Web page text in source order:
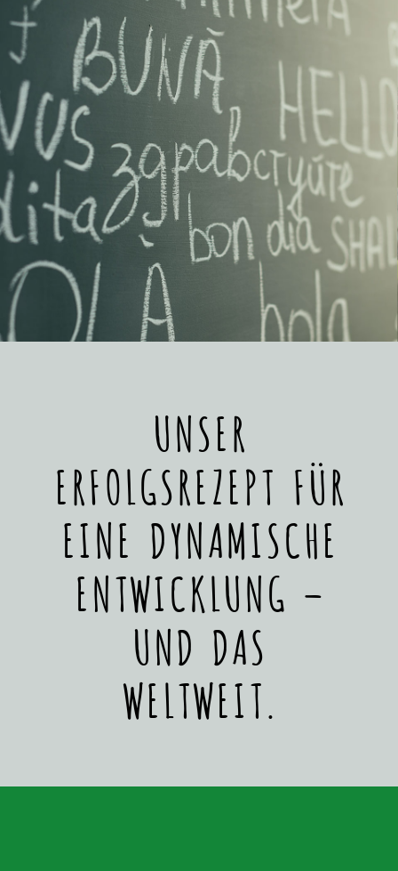
UNSER
ERFOLGSREZEPT FÜR
EINE DYNAMISCHE
ENTWICKLUNG –
UND DAS
WELTWEIT.